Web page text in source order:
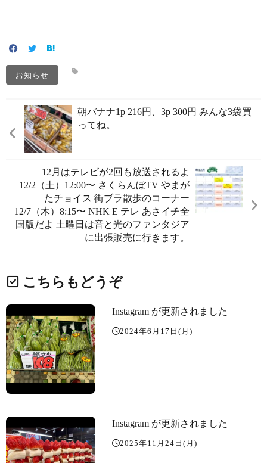
お知らせ
朝バナナ1p 216円、3p 300円 みんな3袋買
ってね。
12月はテレビが2回も放送されるよ️
12/2（土）12:00〜 さくらんぼTV やまが
たチョイス 街ブラ散歩のコーナー
12/7（木）8:15〜 NHK E テレ あさイチ全
国版だよ 土曜日は音と光のファンタジア
に出張販売に行きます。
こちらもどうぞ
Instagram が更新されました
2024年6月17日(月)
Instagram が更新されました
2025年11月24日(月)